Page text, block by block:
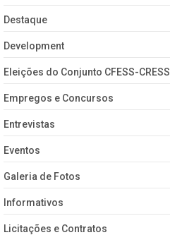
Destaque
Development
Eleições do Conjunto CFESS-CRESS
Empregos e Concursos
Entrevistas
Eventos
Galeria de Fotos
Informativos
Licitações e Contratos